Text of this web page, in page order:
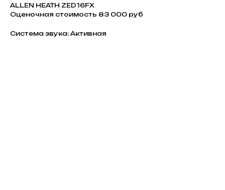
ALLEN HEATH ZED16FX
Оценочная стоимость 83 000 руб
Система звука: Активная